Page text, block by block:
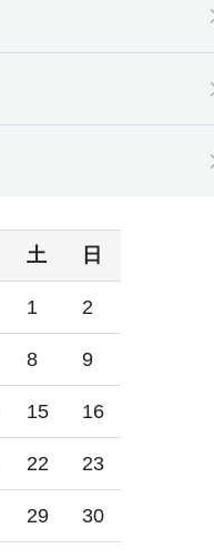
土 日
1 2
8 9
15 16
22 23
29 30